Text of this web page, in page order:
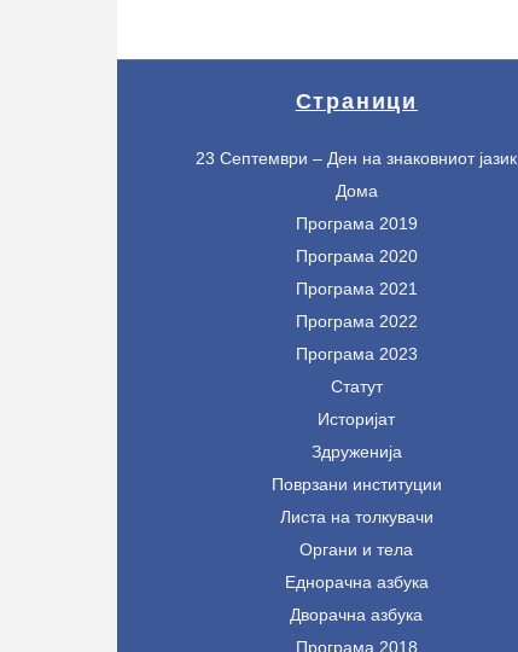
Страници
23 Септември – Ден на знаковниот јазик
Дома
Програма 2019
Програма 2020
Програма 2021
Програма 2022
Програма 2023
Статут
Историјат
Здруженија
Поврзани институции
Листа на толкувачи
Органи и тела
Еднорачна азбука
Дворачна азбука
Програма 2018